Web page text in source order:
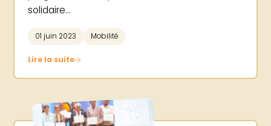
solidaire...
01 juin 2023 Mobilité
Lire la suite